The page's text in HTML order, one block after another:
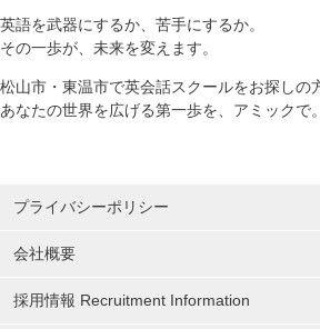
英語を武器にするか、苦手にするか。
その一歩が、未来を変えます。
松山市・東温市で英会話スクールをお探しの
あなたの世界を広げる第一歩を、アミックで。
プライバシーポリシー
会社概要
採用情報 Recruitment Information